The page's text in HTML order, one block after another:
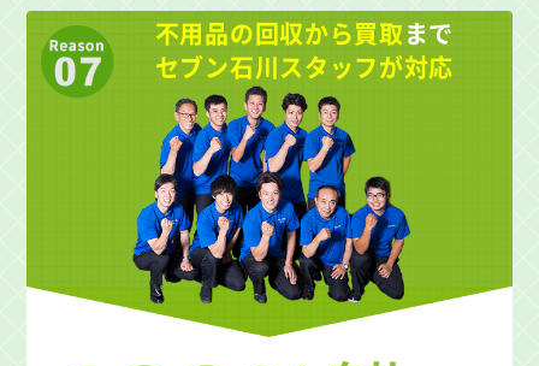
不用品の回収から買取まで
セブン石川スタッフが対応